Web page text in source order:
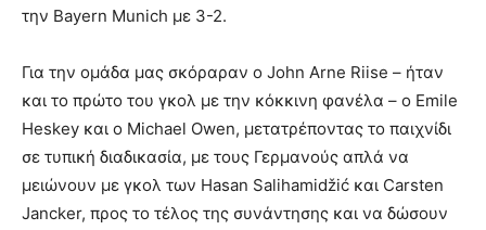
την Bayern Munich με 3-2.
Για την ομάδα μας σκόραραν ο John Arne Riise – ήταν
και το πρώτο του γκολ με την κόκκινη φανέλα – ο Emile
Heskey και ο Michael Owen, μετατρέποντας το παιχνίδι
σε τυπική διαδικασία, με τους Γερμανούς απλά να
μειώνουν με γκολ των Hasan Salihamidžić και Carsten
Jancker, προς το τέλος της συνάντησης και να δώσουν